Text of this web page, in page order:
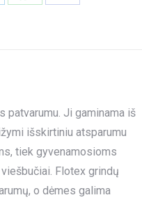
patvarumu. Ji gaminama iš
išskirtiniu atsparumu
tiek gyvenamosioms
Flotex grindų
o dėmes galima